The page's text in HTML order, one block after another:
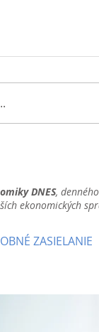
DNES, denného
ekonomických
ZASIELANIE